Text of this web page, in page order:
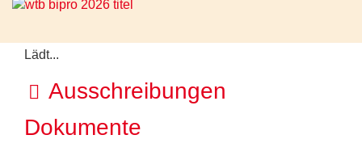
Lädt...
O
r
Ausschreibungen
Dokumente